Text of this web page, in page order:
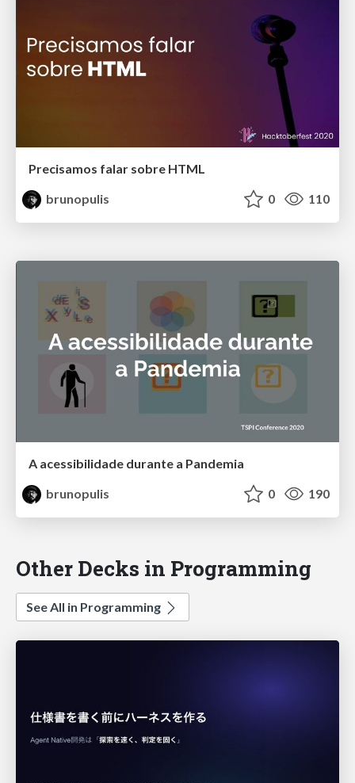
Precisamos falar sobre HTML
brunopulis
0 110
A acessibilidade durante a Pandemia
brunopulis
0 190
Other Decks in Programming
See All in Programming